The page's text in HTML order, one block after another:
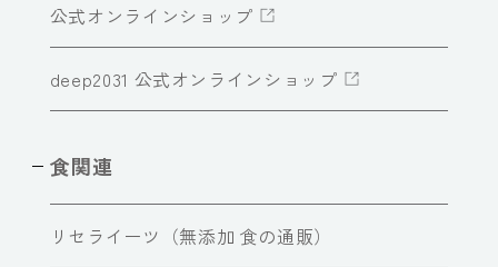
公式オンラインショップ
deep2031 公式オンラインショップ
食関連
リセライーツ（無添加 食の通販）